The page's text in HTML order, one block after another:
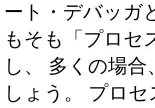
ート・デバッガ
もそも「プロセ
し、 多くの場
しょう。 プロ